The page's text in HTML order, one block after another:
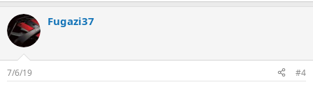
Fugazi37
7/6/19 #4